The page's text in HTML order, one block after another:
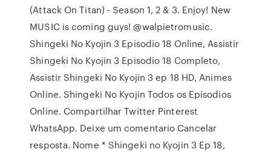
(Attack On Titan) - Season 1, 2 & 3. Enjoy! New
MUSIC is coming guys! @walpietromusic.
Shingeki No Kyojin 3 Episodio 18 Online, Assistir
Shingeki No Kyojin 3 Episodio 18 Completo,
Assistir Shingeki No Kyojin 3 ep 18 HD, Animes
Online. Shingeki No Kyojin Todos os Episodios
Online. Compartilhar Twitter Pinterest
WhatsApp. Deixe um comentario Cancelar
resposta. Nome * Shingeki no Kyojin 3 Ep 18,